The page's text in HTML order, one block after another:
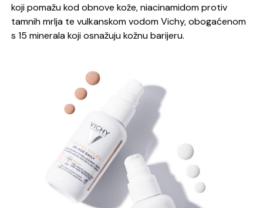
koji pomažu kod obnove kože, niacinamidom protiv
tamnih mrlja te vulkanskom vodom Vichy, obogaćenom
s 15 minerala koji osnažuju kožnu barijeru.